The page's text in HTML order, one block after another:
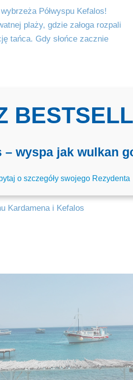
Półwyspu Kefalos!
plaży, gdzie załoga rozpali
tańca. Gdy słońce zacznie
nauka tańca,
Kardamena i Kefalos
– wyspa jak wulkan
o szczegóły swojego Rezydenta